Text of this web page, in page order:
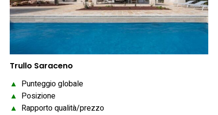
Trullo Saraceno
▲ Punteggio globale
▲ Posizione
▲ Rapporto qualità/prezzo